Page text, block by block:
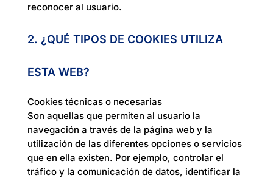
reconocer al usuario.
2. ¿QUÉ TIPOS DE COOKIES UTILIZA
ESTA WEB?
Cookies técnicas o necesarias
Son aquellas que permiten al usuario la
navegación a través de la página web y la
utilización de las diferentes opciones o servicios
que en ella existen. Por ejemplo, controlar el
tráfico y la comunicación de datos, identificar la